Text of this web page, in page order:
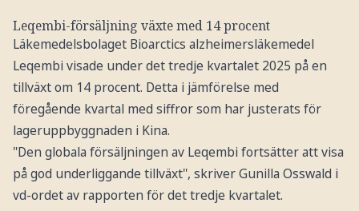
Leqembi-försäljning växte med 14 procent
Läkemedelsbolaget Bioarctics alzheimersläkemedel
Leqembi visade under det tredje kvartalet 2025 på en
tillväxt om 14 procent. Detta i jämförelse med
föregående kvartal med siffror som har justerats för
lageruppbyggnaden i Kina.
"Den globala försäljningen av Leqembi fortsätter att visa
på god underliggande tillväxt", skriver Gunilla Osswald i
vd-ordet av rapporten för det tredje kvartalet.